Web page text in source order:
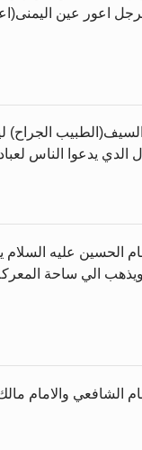
اعور عين
الجراح)
يدعوا الناس لعباد
الحسين عليه
ويذهب الي ساحة
الشافعي والامام